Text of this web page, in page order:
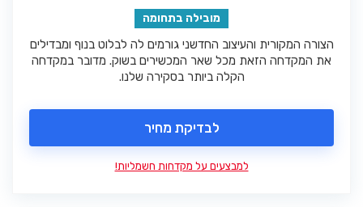
מובילה בתחומה
הצורה המקורית והעיצוב החדשני גורמים לה לבלוט בנוף ומבדילים
את המקדחה הזאת מכל שאר המכשירים בשוק. מדובר במקדחה
הקלה ביותר בסקירה שלנו.
לבדיקת מחיר
למבצעים על מקדחות חשמליות!